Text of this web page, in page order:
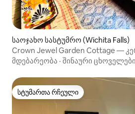
საოჯახო სასტუმრო (Wichita Falls)
Crown Jewel Garden Cottage —
ცხოველებისთვის შესაფერისი
მდებარეობა · შინაური ცხოველები
სტუმართა რჩეული
სტუმართა რჩეული